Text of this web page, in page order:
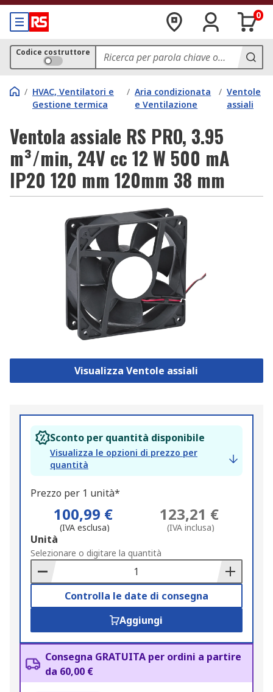
0
Codice costruttore
/ HVAC, Ventilatori e
Gestione termica
/ Aria condizionata
e Ventilazione
/ Ventole
assiali
Ventola assiale RS PRO, 3.95
m³/min, 24V cc 12 W 500 mA
IP20 120 mm 120mm 38 mm
Visualizza Ventole assiali
Sconto per quantità disponibile
Visualizza le opzioni di prezzo per
quantità
Prezzo per 1 unità*
100,99 €
(IVA esclusa)
123,21 €
(IVA inclusa)
Add
to
Basket
Unità
Selezionare o digitare la quantità
Controlla le date di consegna
Aggiungi
Consegna GRATUITA per ordini a partire
da 60,00 €